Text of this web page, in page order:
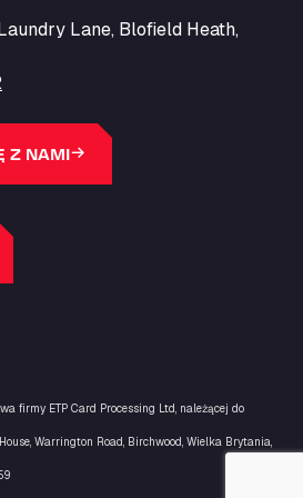
DN38 6LB
1HU
& Storage
IP23 7HS
Echt
7903 AD
Car Wash
EH48 2EP
8930
Lane, Blofield Heath,
Z NAMI
firmy ETP Card Processing Ltd, należącej do
Warrington Road, Birchwood, Wielka Brytania,